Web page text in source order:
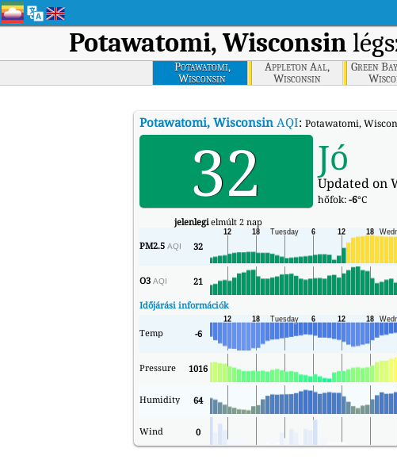
Potawatomi, Wisconsin
Potawatomi,
Wisconsin
Appleton Aal,
Wisconsin
Green
Potawatomi, WisconsinAQI: Potawatomi,
32 Jó
Updated on
hőfok:-6°C
jelenlegielmúlt 2 nap
PM2.5 AQI 32
O3 AQI 21
Időjárási információk
Temp -6
Pressure 1016
Humidity 64
Wind 0